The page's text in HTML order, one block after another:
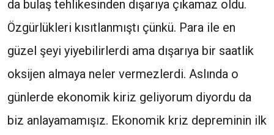
da bulaş tehlikesinden dışarıya çıkamaz oldu.
Özgürlükleri kısıtlanmıştı çünkü. Para ile en
güzel şeyi yiyebilirlerdi ama dışarıya bir saatlik
oksijen almaya neler vermezlerdi. Aslında o
günlerde ekonomik kiriz geliyorum diyordu da
biz anlayamamışız. Ekonomik kriz depreminin ilk